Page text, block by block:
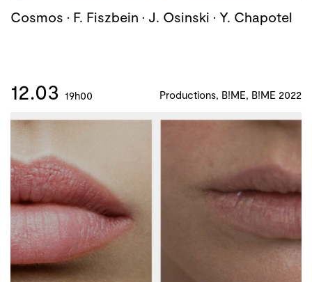
Cosmos · F. Fiszbein · J. Osinski · Y. Chapotel
12.03 19h00 Productions, B!ME, B!ME 2022